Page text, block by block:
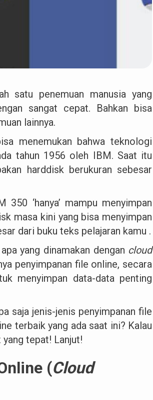
satu penemuan manusia yang
sangat cepat. Bahkan bisa
lainnya.
menemukan bahwa teknologi
tahun 1956 oleh IBM. Saat itu
harddisk berukuran sebesar
‘hanya’ mampu menyimpan
masa kini yang bisa menyimpan
dari buku teks pelajaran kamu .
yang dinamakan dengan cloud
penyimpanan file online, secara
menyimpan data-data penting
saja jenis-jenis penyimpanan file
terbaik yang ada saat ini? Kalau
tepat! Lanjut!
(Cloud